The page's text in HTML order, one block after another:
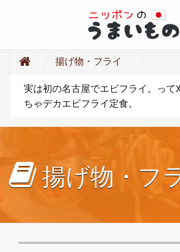
揚げ物・フライ
実は初の名古屋でエビフライ。って
ちゃデカエビフライ定食。
揚げ物・フ